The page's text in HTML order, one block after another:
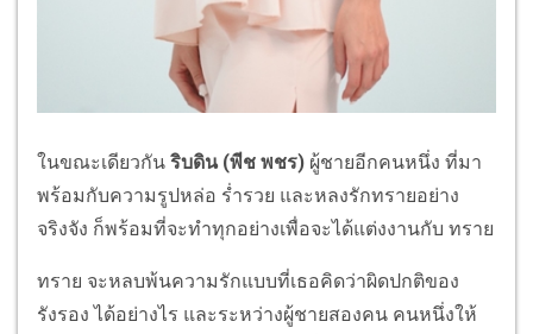
ในขณะเดียวกัน ริบดิน (พีช พชร) ผู้ชายอีกคนหนึ่ง ที่มา
พร้อมกับความรูปหล่อ ร่ำรวย และหลงรักทรายอย่าง
จริงจัง ก็พร้อมที่จะทำทุกอย่างเพื่อจะได้แต่งงานกับ ทราย
ทราย จะหลบพ้นความรักแบบที่เธอคิดว่าผิดปกติของ
รังรอง ได้อย่างไร และระหว่างผู้ชายสองคน คนหนึ่งให้